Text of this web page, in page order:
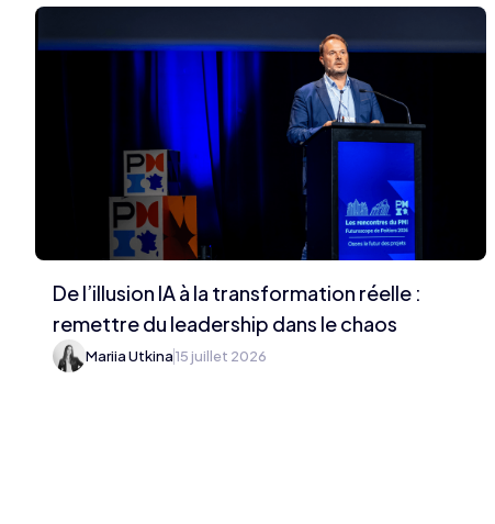
De l’illusion IA à la transformation réelle :
remettre du leadership dans le chaos
Mariia Utkina15 juillet 2026